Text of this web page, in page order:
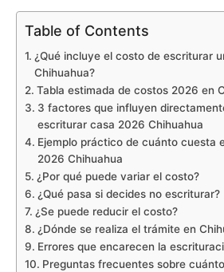
Table of Contents
¿Qué incluye el costo de escriturar
Chihuahua?
Tabla estimada de costos 2026 en
3 factores que influyen
escriturar casa 2026 Chihuahua
Ejemplo práctico de cuánto cuesta
2026 Chihuahua
¿Por qué puede variar el costo?
¿Qué pasa si decides no escriturar?
¿Se puede reducir el costo?
¿Dónde se realiza el trámite en
Errores que encarecen la
Preguntas frecuentes sobre